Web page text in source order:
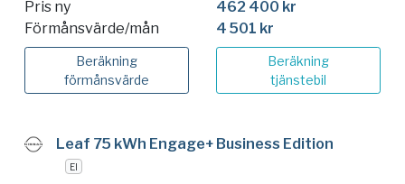
Pris ny
462 400 kr
Förmånsvärde/mån
4 501 kr
Beräkning
förmånsvärde
Beräkning
tjänstebil
Leaf 75 kWh Engage+ Business Edition
El